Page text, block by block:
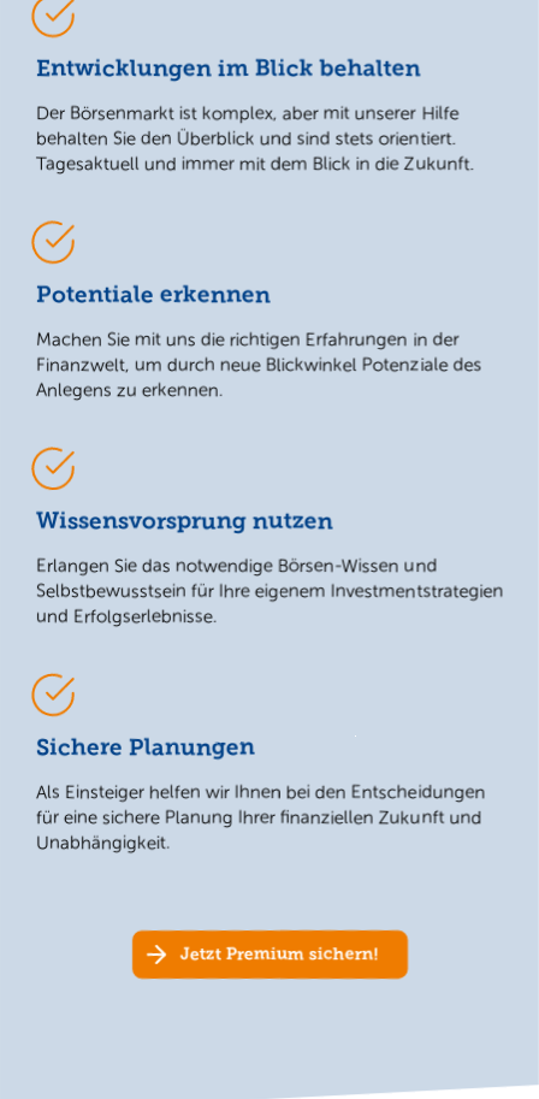
Entwicklungen im Blick behalten
Der Börsenmarkt ist komplex, aber mit unserer Hilfe
behalten Sie den Überblick und sind stets orientiert.
Tagesaktuell und immer mit dem Blick in die Zukunft.
Potentiale erkennen
Machen Sie mit uns die richtigen Erfahrungen in der
Finanzwelt, um durch neue Blickwinkel Potenziale des
Anlegens zu erkennen.
Wissensvorsprung nutzen
Erlangen Sie das notwendige Börsen-Wissen und
Selbstbewusstsein für Ihre eigenem Investmentstrategien
und Erfolgserlebnisse.
Sichere Planungen
Als Einsteiger helfen wir Ihnen bei den Entscheidungen
für eine sichere Planung Ihrer finanziellen Zukunft und
Unabhängigkeit.
Jetzt Premium sichern!